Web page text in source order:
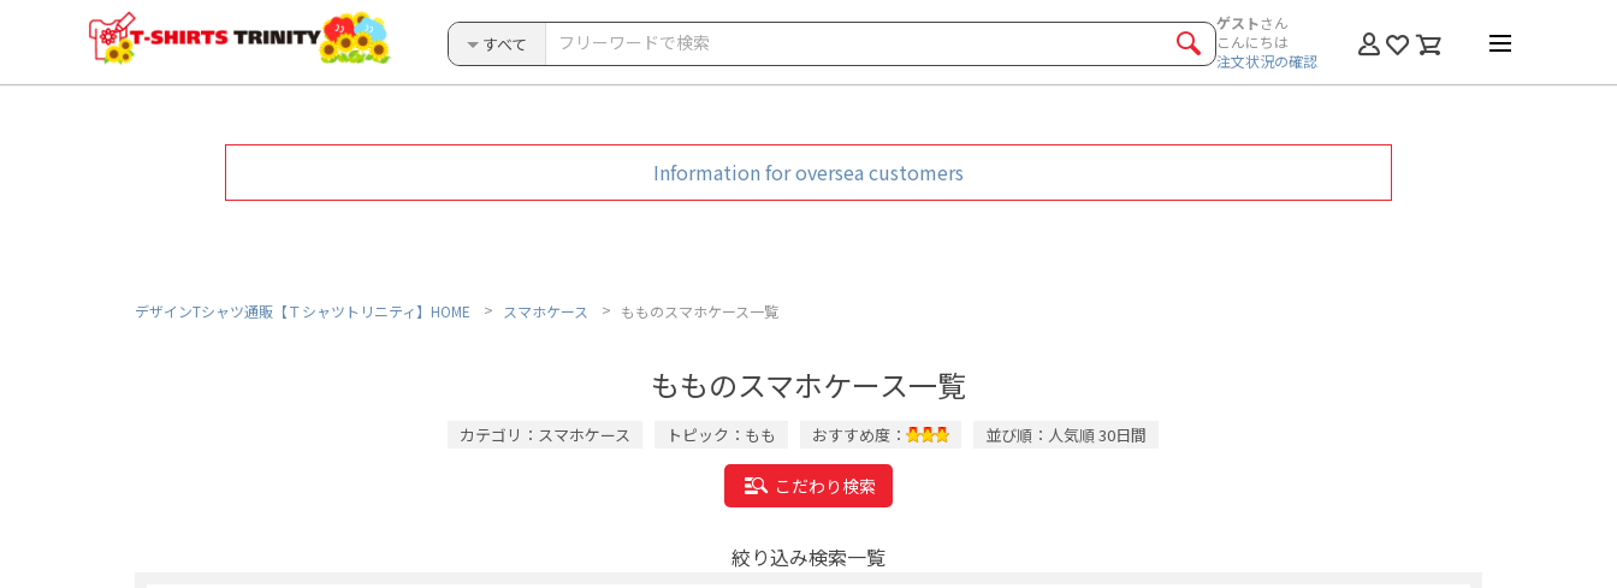
Information for oversea customers
すべて
ゲストさん
こんにちは
注文状況の確認
デザインTシャツ通販【Ｔシャツトリニティ】HOME スマホケース もものスマホケース一覧
もものスマホケース一覧
カテゴリ：スマホケース トピック：もも おすすめ度： 並び順：人気順 30日間
こだわり検索
絞り込み検索一覧